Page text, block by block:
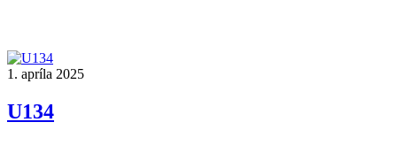
1. apríla 2025
U134